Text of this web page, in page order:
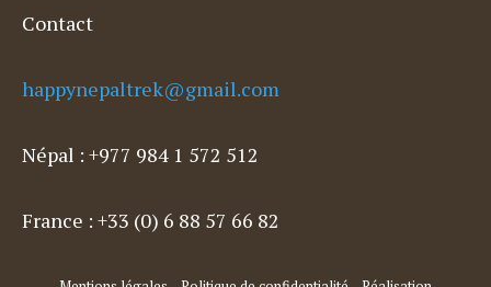
Contact
happynepaltrek@gmail.com
Népal : +977 984 1 572 512
France : +33 (0) 6 88 57 66 82